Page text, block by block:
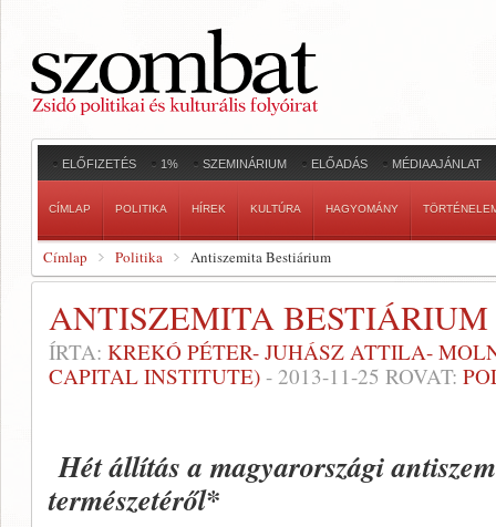
ELŐFIZETÉS 1% SZEMINÁRIUM ELŐADÁS MÉDIAAJÁNLAT
CÍMLAP POLITIKA HÍREK KULTÚRA HAGYOMÁNY
Címlap Politika Antiszemita Bestiárium
ANTISZEMITA BESTIÁRIUM
ÍRTA: KREKÓ PÉTER- JUHÁSZ ATTILA-
CAPITAL INSTITUTE) - 2013-11-25 ROVAT:
Hét állítás a magyarországi
természetéről*